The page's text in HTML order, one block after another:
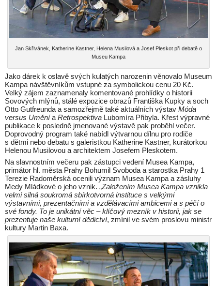
Jan Skřivánek, Katherine Kastner, Helena Musilová a Josef Pleskot při debatě o
Museu Kampa
Jako dárek k oslavě svých kulatých narozenin věnovalo Museum
Kampa návštěvníkům vstupné za symbolickou cenu 20 Kč.
Velký zájem zaznamenaly komentované prohlídky o historii
Sovových mlýnů, stálé expozice obrazů Františka Kupky a soch
Otto Gutfreunda a samozřejmě také aktuálních výstav Móda
versus Uměnía Retrospektiva Lubomíra Přibyla. Křest výpravné
publikace k posledně jmenované výstavě pak proběhl večer.
Doprovodný program také nabídl výtvarnou dílnu pro rodiče
s dětmi nebo debatu s galeristkou Katherine Kastner, kurátorkou
Helenou Musilovou a architektem Josefem Pleskotem.
Na slavnostním večeru pak zástupci vedení Musea Kampa,
primátor hl. města Prahy Bohumil Svoboda a starostka Prahy 1
Terezie Radoměrská ocenili význam Musea Kampa a zásluhy
Medy Mládkové o jeho vznik. „Založením Musea Kampa vznikla
velmi silná soukromá sbírkotvorná instituce s velkými
výstavními, prezentačními a vzdělávacími ambicemi a s péčí o
své fondy. To je unikátní věc – klíčový mezník v historii, jak se
prezentuje naše kulturní dědictví, zmínil ve svém proslovu ministr
kultury Martin Baxa.